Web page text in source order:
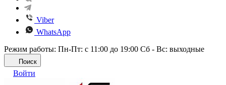
Viber
WhatsApp
Режим работы: Пн-Пт: с 11:00 до 19:00 Сб - Вс: выходные
Поиск
Войти